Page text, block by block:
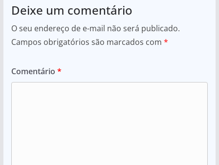
Deixe um comentário
O seu endereço de e-mail não será publicado.
Campos obrigatórios são marcados com *
Comentário *